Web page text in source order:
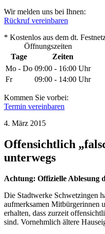
Wir melden uns bei Ihnen:
Rückruf vereinbaren
* Kostenlos aus dem dt.
Öffnungszeiten
Tage
Zeiten
Mo - Do 09:00 - 16:00 Uhr
Fr
09:00 - 14:00 Uhr
Kommen Sie vorbei:
Termin vereinbaren
4. März 2015
Offensichtlich
unterwegs
Achtung: Offizielle Ablesung
Die Stadtwerke Schwetzingen
aufmerksamen Mitbürgerinnen
erhalten, dass zurzeit
sind. Vornehmlich ältere